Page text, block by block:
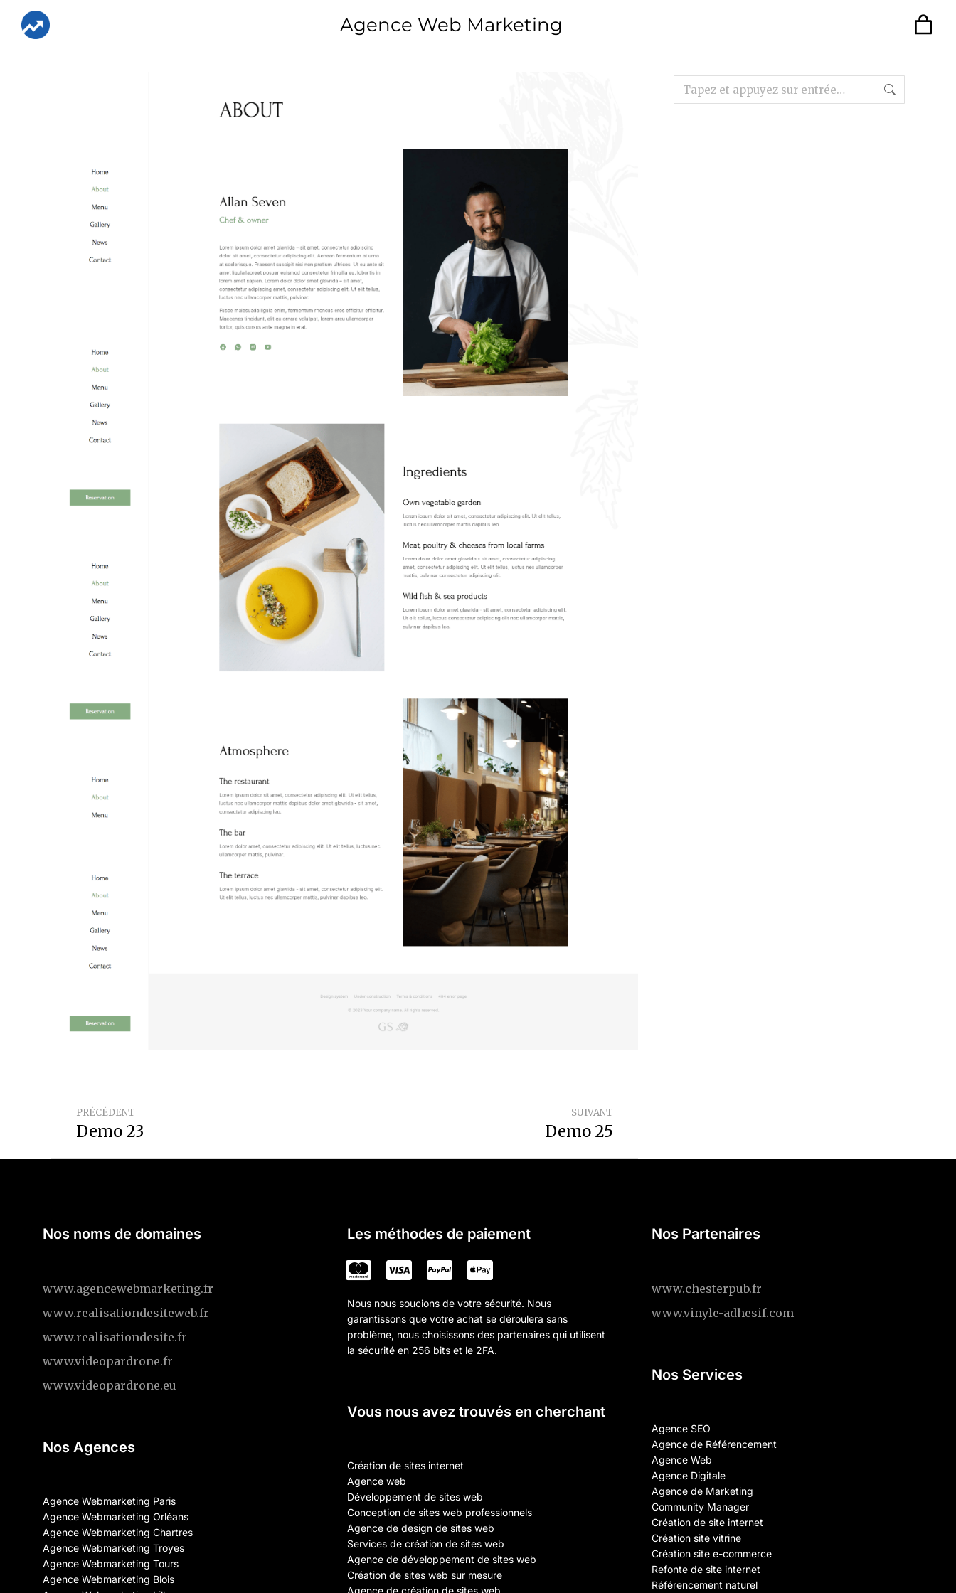
Agence Web Marketing
PRÉCÉDENT
Demo 23
SUIVANT
Demo 25
Nos noms de domaines
www.agencewebmarketing.fr
www.realisationdesiteweb.fr
www.realisationdesite.fr
www.videopardrone.fr
www.videopardrone.eu
Nos Agences
Agence Webmarketing Paris
Agence Webmarketing Orléans
Agence Webmarketing Chartres
Agence Webmarketing Troyes
Agence Webmarketing Tours
Agence Webmarketing Blois
Les méthodes de paiement
Nous nous soucions de votre sécurité. Nous
garantissons que votre achat se déroulera sans
problème, nous choisissons des partenaires qui utilisent
la sécurité en 256 bits et le 2FA.
Vous nous avez trouvés en cherchant
Création de sites internet
Agence web
Développement de sites web
Conception de sites web professionnels
Agence de design de sites web
Services de création de sites web
Agence de développement de sites web
Création de sites web sur mesure
Nos Partenaires
www.chesterpub.fr
www.vinyle-adhesif.com
Nos Services
Agence SEO
Agence de Référencement
Agence Web
Agence Digitale
Agence de Marketing
Community Manager
Création de site internet
Création site vitrine
Création site e-commerce
Refonte de site internet
Référencement naturel